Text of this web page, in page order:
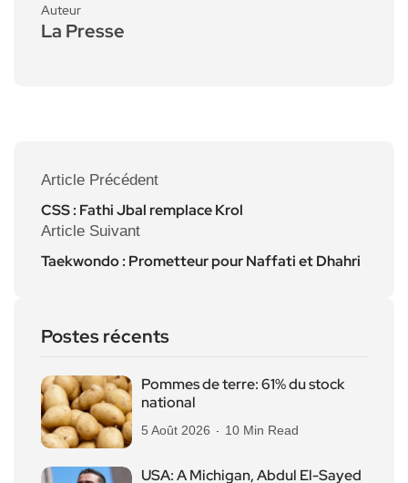
Auteur
La Presse
Article Précédent
CSS : Fathi Jbal remplace Krol
Article Suivant
Taekwondo : Prometteur pour Naffati et Dhahri
Postes récents
Pommes de terre: 61% du stock
national
5 Août 2026 10 Min Read
USA: A Michigan, Abdul El-Sayed